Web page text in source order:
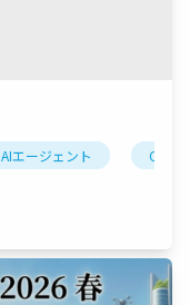
AIエージェント